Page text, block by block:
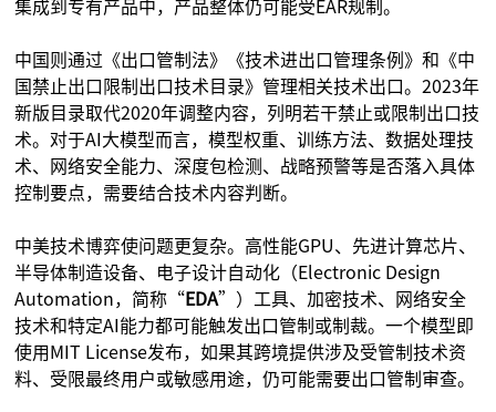
集成到专有产品中，产品整体仍可能受EAR规制。
中国则通过《出口管制法》《技术进出口管理条例》和《中
国禁止出口限制出口技术目录》管理相关技术出口。2023年
新版目录取代2020年调整内容，列明若干禁止或限制出口技
术。对于AI大模型而言，模型权重、训练方法、数据处理技
术、网络安全能力、深度包检测、战略预警等是否落入具体
控制要点，需要结合技术内容判断。
中美技术博弈使问题更复杂。高性能GPU、先进计算芯片、
半导体制造设备、电子设计自动化（Electronic Design
Automation，简称“EDA”）工具、加密技术、网络安全
技术和特定AI能力都可能触发出口管制或制裁。一个模型即
使用MIT License发布，如果其跨境提供涉及受管制技术资
料、受限最终用户或敏感用途，仍可能需要出口管制审查。